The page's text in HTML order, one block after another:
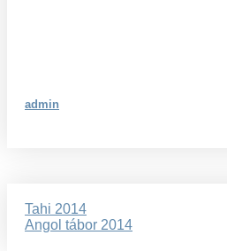
admin
Bejegyzés
navigáció
Tahi 2014
Angol tábor 2014